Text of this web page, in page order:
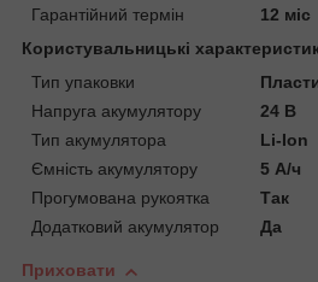
Гарантійний термін
12 міс
Користувальницькі
Тип упаковки
Напруга акумулятору
24 В
Тип акумулятора
Li-Ion
Ємність акумулятору
5 А/ч
Прогумована рукоятка
Так
Додатковий акумулятор
Да
Приховати